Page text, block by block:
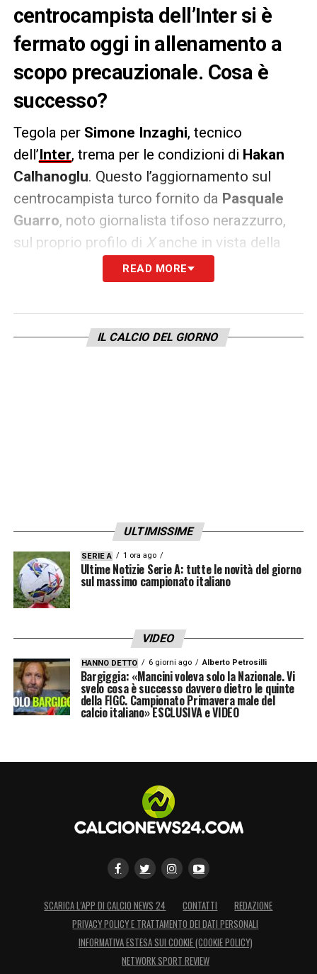
centrocampista dell’Inter si è
fermato oggi in allenamento a
scopo precauzionale. Cosa è
successo?
Tegola per Simone Inzaghi, tecnico
dell’Inter, trema per le condizioni di Hakan
Calhanoglu. Questo l’aggiornamento sul
centrocampista turco fornito da Pasquale
Guarro, noto giornalista tifoso nerazzurro,
sul proprio profilo di Xanche in vista della
Serie A 2024 2025
carichi di lavoro. Inzaghi deciderà a breve se
READ MORE
IL CALCIO DEL GIORNO
ULTIMISSIME
SERIE A 1 ora ago
Ultime Notizie Serie A: tutte le novità del giorno
sul massimo campionato italiano
VIDEO
HANNO DETTO 6 giorni ago Alberto Petrosilli
Bargiggia: «Mancini voleva solo la Nazionale. Vi
svelo cosa è successo davvero dietro le quinte
della FIGC. Campionato Primavera male del
calcio italiano» ESCLUSIVA e VIDEO
SCARICA L’APP DI CALCIO NEWS 24 CONTATTI
REDAZIONE
PRIVACY POLICY E TRATTAMENTO DEI DATI PERSONALI
INFORMATIVA ESTESA SUI COOKIE (COOKIE POLICY)
NETWORK SPORT REVIEW